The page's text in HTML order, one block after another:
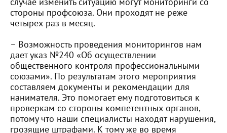
стороны профсоюза. Они проходят не реже
четырех раз в месяц.
– Возможность проведения мониторингов нам
дает указ №240 «Об осуществлении
общественного контроля профессиональными
союзами». По результатам этого мероприятия
составляем документы и рекомендации для
нанимателя. Это помогает ему подготовиться к
проверкам со стороны компетентных органов,
потому что наши специалисты находят нарушения,
грозящие штрафами. К тому же во время